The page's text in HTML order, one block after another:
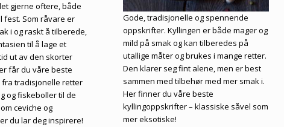
gjerne oftere, både
fest. Som råvare er
i og raskt å tilberede,
til å lage et
ut av den skorter
får du våre beste
tradisjonelle retter
og fiskeboller til de
ceviche og
du lar deg inspirere!
Gode, tradisjonelle og spennende
oppskrifter. Kyllingen er både mager og
mild på smak og kan tilberedes på
utallige måter og brukes i mange retter.
Den klarer seg fint alene, men er best
sammen med tilbehør med mer smak i.
Her finner du våre beste
kyllingoppskrifter – klassiske såvel som
mer eksotiske!